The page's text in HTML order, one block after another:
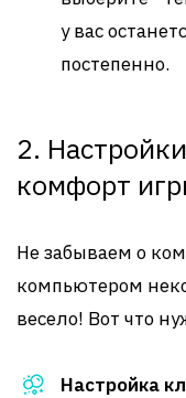
у вас
постепенно.
2.
комфорт
Не забываем о
компьютером
весело! Вот что
Настройка